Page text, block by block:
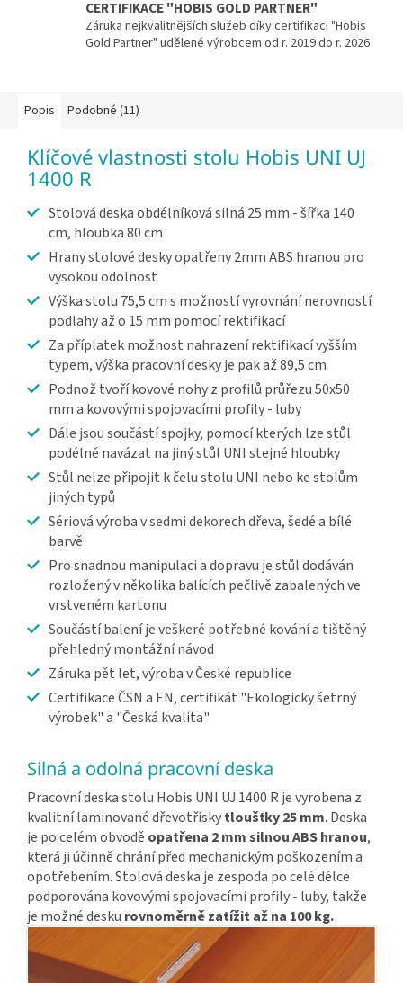
CERTIFIKACE "HOBIS GOLD PARTNER"
Záruka nejkvalitnějších služeb díky certifikaci "Hobis
Gold Partner" udělené výrobcem od r. 2019 do r. 2026
Popis Podobné (11)
Klíčové vlastnosti stolu Hobis UNI UJ
1400 R
Stolová deska obdélníková silná 25 mm - šířka 140
cm, hloubka 80 cm
Hrany stolové desky opatřeny 2mm ABS hranou pro
vysokou odolnost
Výška stolu 75,5 cm s možností vyrovnání nerovností
podlahy až o 15 mm pomocí rektifikací
Za příplatek možnost nahrazení rektifikací vyšším
typem, výška pracovní desky je pak až 89,5 cm
Podnož tvoří kovové nohy z profilů průřezu 50x50
mm a kovovými spojovacími profily - luby
Dále jsou součástí spojky, pomocí kterých lze stůl
podélně navázat na jiný stůl UNI stejné hloubky
Stůl nelze připojit k čelu stolu UNI nebo ke stolům
jiných typů
Sériová výroba v sedmi dekorech dřeva, šedé a bílé
barvě
Pro snadnou manipulaci a dopravu je stůl dodáván
rozložený v několika balících pečlivě zabalených ve
vrstveném kartonu
Součástí balení je veškeré potřebné kování a tištěný
přehledný montážní návod
Záruka pět let, výroba v České republice
Certifikace ČSN a EN, certifikát "Ekologicky šetrný
výrobek" a "Česká kvalita"
Silná a odolná pracovní deska
Pracovní deska stolu Hobis UNI UJ 1400 R je vyrobena z
kvalitní laminované dřevotřískytloušťky 25 mm. Deska
je po celém obvodě opatřena 2 mm silnou ABS hranou,
která ji účinně chrání před mechanickým poškozením a
opotřebením. Stolová deska je zespoda po celé délce
podporována kovovými spojovacími profily - luby, takže
je možné desku rovnoměrně zatížit až na 100 kg.